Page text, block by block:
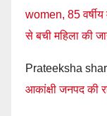
women, 85 वर्षीय
से बची महिला की
Prateeksha
आकांक्षी जनपद की